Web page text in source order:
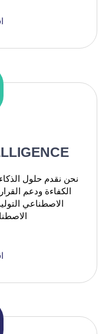
نحن نقدم حلول الذكاء
الكفاءة ودعم
الاصطناعي